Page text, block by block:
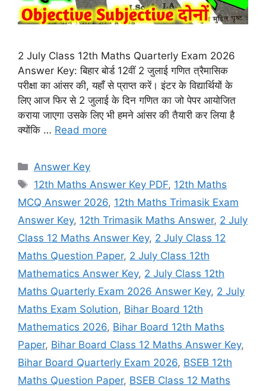
2 July Class 12th Maths Quarterly Exam 2026
Answer Key: बिहार बोर्ड 12वीं 2 जुलाई गणित त्रैमासिक
परीक्षा का आंसर की, यहाँ से प्राप्त करें। इंटर के विद्यार्थियों के
लिए आज फिर से 2 जुलाई के दिन गणित का जो पेपर आयोजित
कराया जाएगा उसके लिए भी हमने आंसर की तैयारी कर लिया है
क्योंकि … Read more
Categories
Answer Key
Tags
12th Maths Answer Key PDF, 12th Maths
MCQ Answer 2026, 12th Maths Trimasik Exam
Answer Key, 12th Trimasik Maths Answer, 2 July
Class 12 Maths Answer Key, 2 July Class 12
Maths Question Paper, 2 July Class 12th
Mathematics Answer Key, 2 July Class 12th
Maths Quarterly Exam 2026 Answer Key, 2 July
Maths Exam Solution, Bihar Board 12th
Mathematics 2026, Bihar Board 12th Maths
Paper, Bihar Board Class 12 Maths Answer Key,
Bihar Board Quarterly Exam 2026, BSEB 12th
Maths Question Paper, BSEB Class 12 Maths